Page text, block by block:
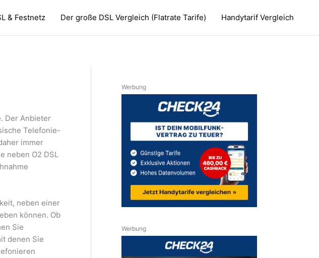
& Festnetz Der große DSL Vergleich (Flatrate Tarife) Handytarif Vergleich
Der Anbieter
Telefonie-
immer
neben O2 DSL
neben einer
können. Ob
Sie
denen Sie
Werbung
Werbung